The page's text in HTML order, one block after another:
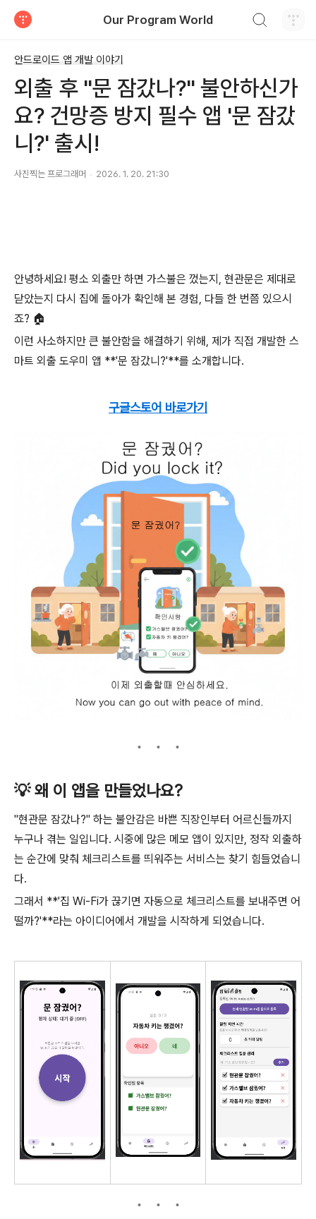
Our Program World
안드로이드 앱 개발 이야기
외출 후 "문 잠갔나?" 불안하신가
요? 건망증 방지 필수 앱 '문 잠갔
니?' 출시!
사진찍는 프로그래머 2026. 1. 20. 21:30
안녕하세요! 평소 외출만 하면 가스불은 껐는지, 현관문은 제대로
닫았는지 다시 집에 돌아가 확인해 본 경험, 다들 한 번쯤 있으시
죠? 🏠
이런 사소하지만 큰 불안함을 해결하기 위해, 제가 직접 개발한 스
마트 외출 도우미 앱 **'문 잠갔니?'**를 소개합니다.
구글스토어 바로가기
💡 왜 이 앱을 만들었나요?
"현관문 잠갔나?" 하는 불안감은 바쁜 직장인부터 어르신들까지
누구나 겪는 일입니다. 시중에 많은 메모 앱이 있지만, 정작 외출하
는 순간에 맞춰 체크리스트를 띄워주는 서비스는 찾기 힘들었습니
다.
그래서 **'집 Wi-Fi가 끊기면 자동으로 체크리스트를 보내주면 어
떨까?'**라는 아이디어에서 개발을 시작하게 되었습니다.